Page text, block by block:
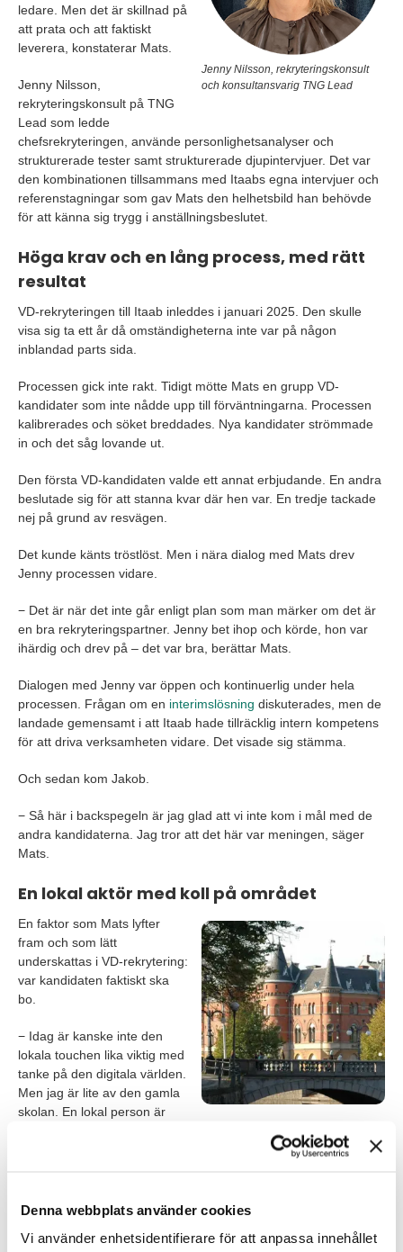
Denna webbplats använder cookies
Vi använder enhetsidentifierare för att anpassa innehållet
Jenny Nilsson, rekryteringskonsult
och konsultansvarig TNG Lead
ledare. Men det är skillnad på
att prata och att faktiskt
leverera, konstaterar Mats.
Jenny Nilsson,
rekryteringskonsult på TNG
Lead som ledde
chefsrekryteringen, använde personlighetsanalyser och
strukturerade tester samt strukturerade djupintervjuer. Det var
den kombinationen tillsammans med Itaabs egna intervjuer och
referenstagningar som gav Mats den helhetsbild han behövde
för att känna sig trygg i anställningsbeslutet.
Höga krav och en lång process, med rätt
resultat
VD-rekryteringen till Itaab inleddes i januari 2025. Den skulle
visa sig ta ett år då omständigheterna inte var på någon
inblandad parts sida.
Processen gick inte rakt. Tidigt mötte Mats en grupp VD-
kandidater som inte nådde upp till förväntningarna. Processen
kalibrerades och söket breddades. Nya kandidater strömmade
in och det såg lovande ut.
Den första VD-kandidaten valde ett annat erbjudande. En andra
beslutade sig för att stanna kvar där hen var. En tredje tackade
nej på grund av resvägen.
Det kunde känts tröstlöst. Men i nära dialog med Mats drev
Jenny processen vidare.
− Det är när det inte går enligt plan som man märker om det är
en bra rekryteringspartner. Jenny bet ihop och körde, hon var
ihärdig och drev på – det var bra, berättar Mats.
Dialogen med Jenny var öppen och kontinuerlig under hela
processen. Frågan om en interimslösning diskuterades, men de
landade gemensamt i att Itaab hade tillräcklig intern kompetens
för att driva verksamheten vidare. Det visade sig stämma.
Och sedan kom Jakob.
− Så här i backspegeln är jag glad att vi inte kom i mål med de
andra kandidaterna. Jag tror att det här var meningen, säger
Mats.
En lokal aktör med koll på området
En faktor som Mats lyfter
fram och som lätt
underskattas i VD-rekrytering:
var kandidaten faktiskt ska
bo.
− Idag är kanske inte den
lokala touchen lika viktig med
tanke på den digitala världen.
Men jag är lite av den gamla
skolan. En lokal person är
att pendling fungerar kortsiktigt men tenderar att bli tungt och
närvaro i Örebro var en del av varför han valde att ta kontakt